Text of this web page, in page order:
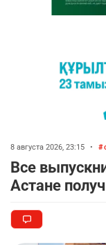
8 августа 2026, 23:15 •
Все
Астане